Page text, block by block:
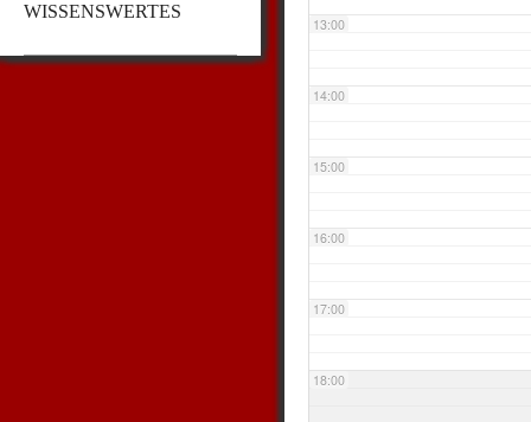
WISSENSWERTES
13:00
14:00
15:00
16:00
17:00
18:00